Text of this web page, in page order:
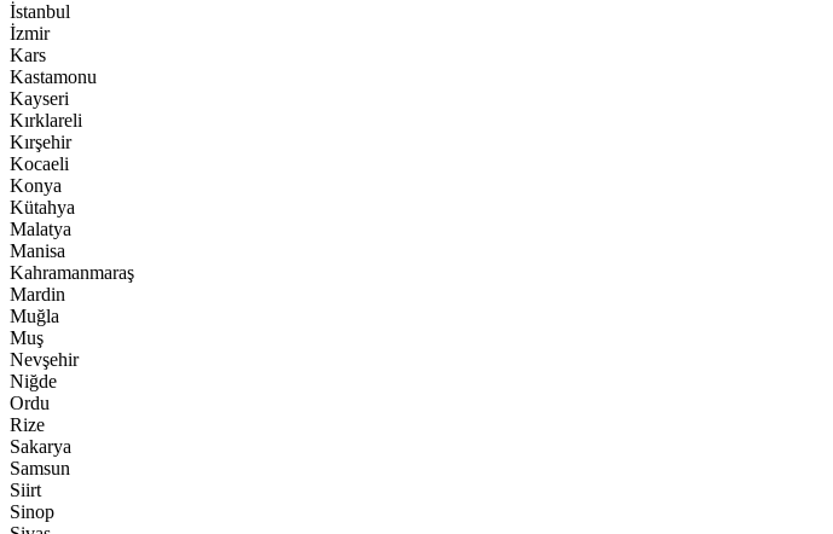
İstanbul
İzmir
Kars
Kastamonu
Kayseri
Kırklareli
Kırşehir
Kocaeli
Konya
Kütahya
Malatya
Manisa
Kahramanmaraş
Mardin
Muğla
Muş
Nevşehir
Niğde
Ordu
Rize
Sakarya
Samsun
Siirt
Sinop